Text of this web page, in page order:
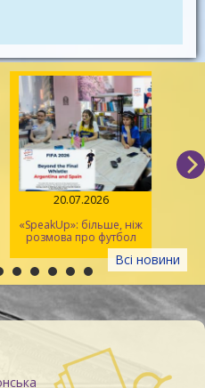
Всі новини
20.07.2026
«SpeakUp»: більше, ніж
розмова про футбол